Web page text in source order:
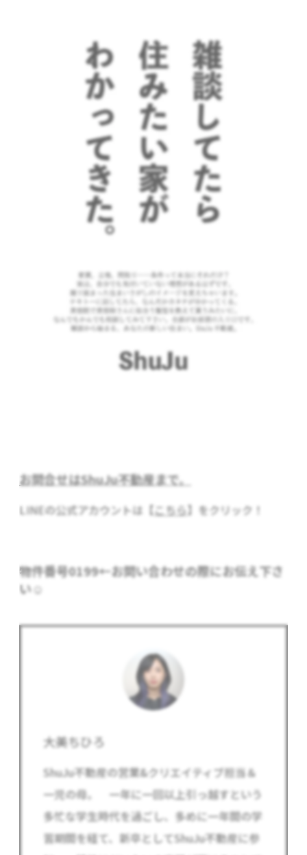
お問合せはShuJu不動産まで。
LINEの公式アカウントは【こちら】をクリック！
物件番号0199←お問い合わせの際にお伝え下さ
い☺
大美ちひろ
ShuJu不動産の営業&クリエイティブ担当＆
一児の母。 一年に一回以上引っ越すという
多忙な学生時代を過ごし、多めに一年間の学
習期間を経て、新卒としてShuJu不動産に参